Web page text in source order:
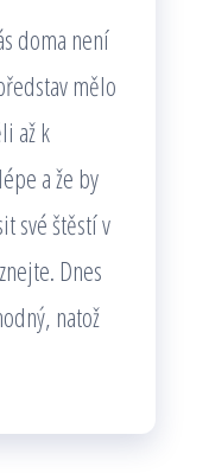
doma není
mělo
až k
a že by
své štěstí v
Dnes
natož